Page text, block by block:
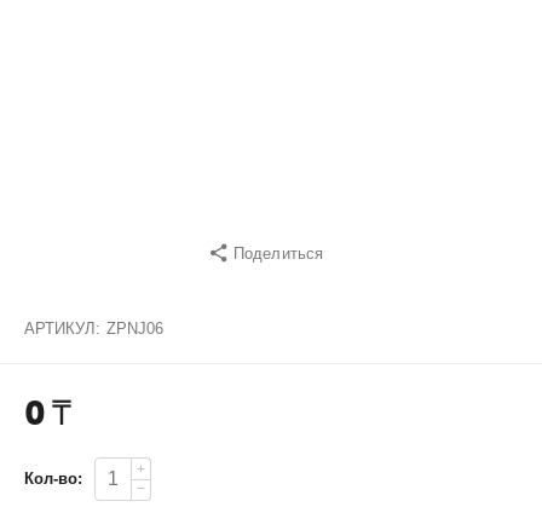
Поделиться
АРТИКУЛ: ZPNJ06
0₸
Кол-во:
+
−